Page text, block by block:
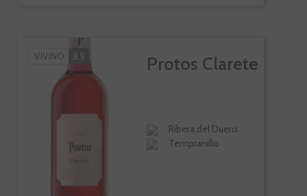
VIVINO 3,5 Protos Clarete
Ribera del Duero
Tempranillo